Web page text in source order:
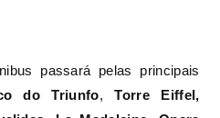
passará pelas principais
do Triunfo,Torre Eiffel,